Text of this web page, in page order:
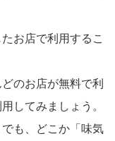
お店で利用するこ
のお店が無料で利
してみましょう。
も、どこか「味気